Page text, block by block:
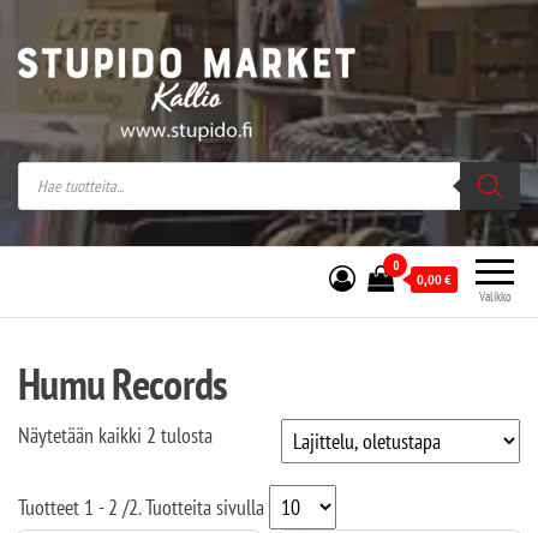
Stupido Market – verkossa ja kivijalassa
Stupido Market on vaihtoehtomusaan
erikoistunut verkko- sekä
kivijalkakauppa Helsingissä Kallion
sydämessä.
Valikko
0
0,00€
Humu Records
Näytetään kaikki 2 tulosta
Tuotteet 1 - 2 /2. Tuotteita sivulla